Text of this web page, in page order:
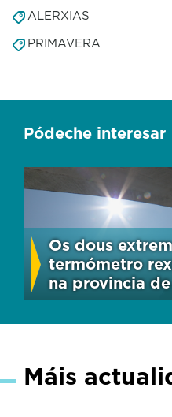
ALERXIAS
PRIMAVERA
Pódeche interesar
Os dous
termómetro
na provincia
Máis